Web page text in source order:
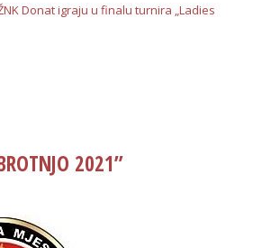
Donat igraju u finalu turnira „Ladies
2021”